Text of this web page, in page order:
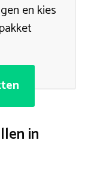
en kies
in